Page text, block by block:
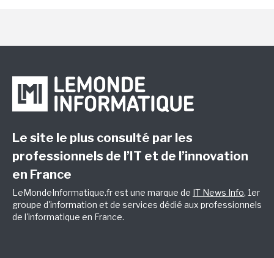
Le site le plus consulté par les
professionnels de l’IT et de l’innovation
en France
LeMondeInformatique.fr est une marque de IT News Info, 1er
groupe d'information et de services dédié aux professionnels
de l'informatique en France.